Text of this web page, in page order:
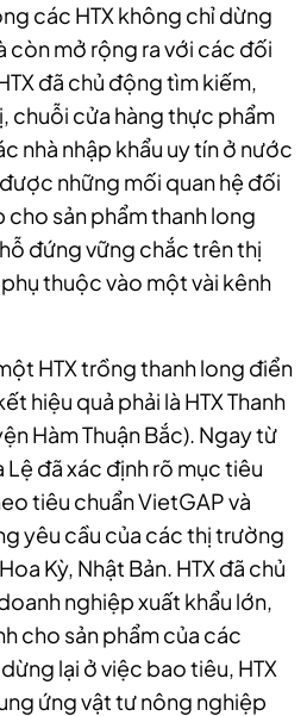
các HTX không chỉ dừng
còn mở rộng ra với các đối
đã chủ động tìm kiếm,
chuỗi cửa hàng thực phẩm
nhà nhập khẩu uy tín ở nước
những mối quan hệ đối
sản phẩm thanh long
đứng vững chắc trên thị
thuộc vào một vài kênh
HTX trồng thanh long điển
hiệu quả phải là HTX Thanh
Hàm Thuận Bắc). Ngay từ
Lệ đã xác định rõ mục tiêu
tiêu chuẩn VietGAP và
yêu cầu của các thị trường
Kỳ, Nhật Bản. HTX đã chủ
nghiệp xuất khẩu lớn,
cho sản phẩm của các
lại ở việc bao tiêu, HTX
ứng vật tư nông nghiệp